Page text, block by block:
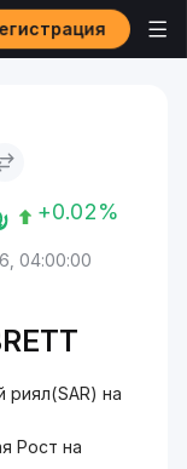
риял to Brett
+0.02%
04:00:00
риял(SAR) на
Рост на